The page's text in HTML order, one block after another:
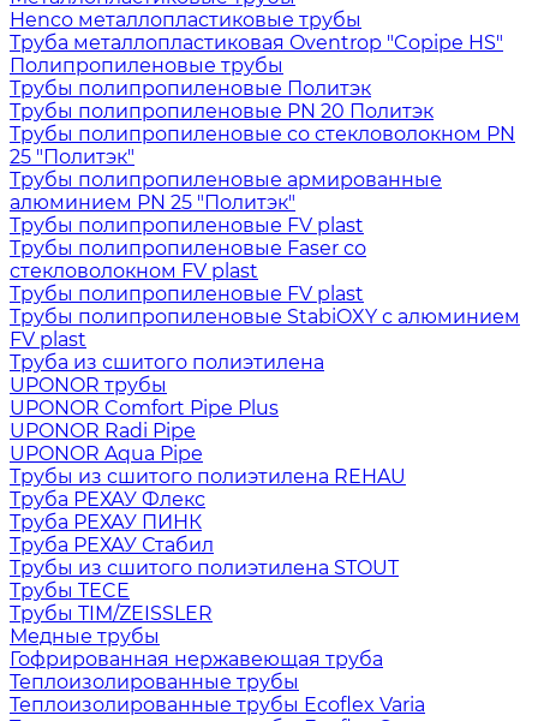
Henco металлопластиковые трубы
Труба металлопластиковая Oventrop "Copipe HS"
Полипропиленовые трубы
Трубы полипропиленовые Политэк
Трубы полипропиленовые PN 20 Политэк
Трубы полипропиленовые со стекловолокном PN
25 "Политэк"
Трубы полипропиленовые армированные
алюминием PN 25 "Политэк"
Трубы полипропиленовые FV plast
Трубы полипропиленовые Faser со
стекловолокном FV plast
Трубы полипропиленовые FV plast
Трубы полипропиленовые StabiOXY с алюминием
FV plast
Труба из сшитого полиэтилена
UPONOR трубы
UPONOR Comfort Pipe Plus
UPONOR Radi Pipe
UPONOR Aqua Pipe
Трубы из сшитого полиэтилена REHAU
Труба РЕХАУ Флекс
Труба РЕХАУ ПИНК
Труба РЕХАУ Стабил
Трубы из сшитого полиэтилена STOUT
Трубы TECE
Трубы TIM/ZEISSLER
Медные трубы
Гофрированная нержавеющая труба
Теплоизолированные трубы
Теплоизолированные трубы Ecoflex Varia